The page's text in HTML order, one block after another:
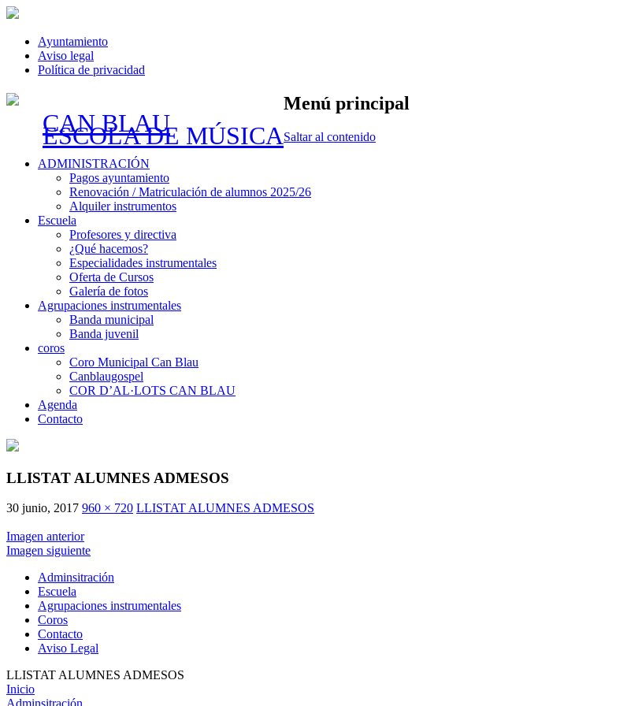
Ayuntamiento
Aviso legal
Política de privacidad
CAN BLAU
ESCOLA DE MÚSICA
Menú principal
Saltar al contenido
ADMINISTRACIÓN
Pagos ayuntamiento
Renovación / Matriculación de alumnos 2025/26
Alquiler instrumentos
Escuela
Profesores y directiva
¿Qué hacemos?
Especialidades instrumentales
Oferta de Cursos
Galería de fotos
Agrupaciones instrumentales
Banda municipal
Banda juvenil
coros
Coro Municipal Can Blau
Canblaugospel
COR D’AL·LOTS CAN BLAU
Agenda
Contacto
LLISTAT ALUMNES ADMESOS
30 junio, 2017 960 × 720 LLISTAT ALUMNES ADMESOS
Imagen anterior
Imagen siguiente
Adminsitración
Escuela
Agrupaciones instrumentales
Coros
Contacto
Aviso Legal
LLISTAT ALUMNES ADMESOS
Inicio